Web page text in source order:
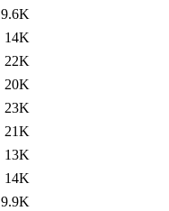
9.6K
14K
22K
20K
23K
21K
13K
14K
9.9K